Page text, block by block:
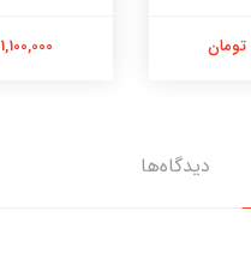
1,100,000 تومان
دیدگاه‌ها